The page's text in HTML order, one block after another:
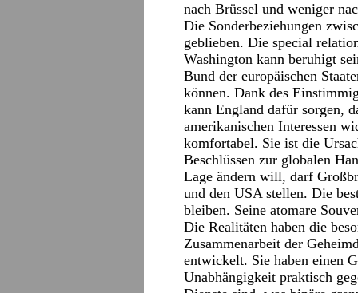
nach Brüssel und weniger
Die Sonderbeziehungen
geblieben. Die special
Washington kann beruhigt
Bund der europäischen
können. Dank des
kann England dafür sorgen,
amerikanischen Interessen
komfortabel. Sie ist die
Beschlüssen zur globalen
Lage ändern will, darf
und den USA stellen. Die
bleiben. Seine atomare
Die Realitäten haben die
Zusammenarbeit der
entwickelt. Sie haben einen
Unabhängigkeit praktisch